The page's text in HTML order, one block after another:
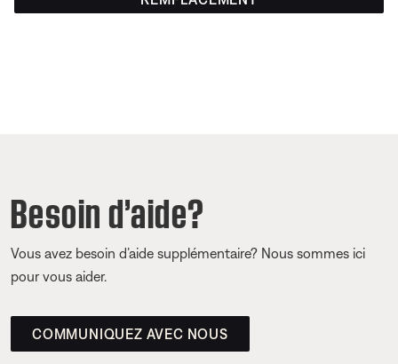
Besoin d’aide?
Vous avez besoin d’aide supplémentaire? Nous sommes ici
pour vous aider.
COMMUNIQUEZ AVEC NOUS